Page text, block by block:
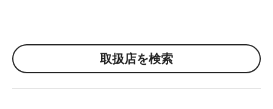
取扱店を検索